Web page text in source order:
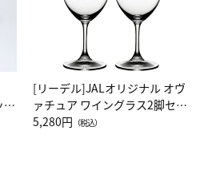
グ
[リーデル]JALオリジナル オヴ
ァチュア ワイングラス2脚セッ
ト（レッドワイン）
5,280円 （税込）